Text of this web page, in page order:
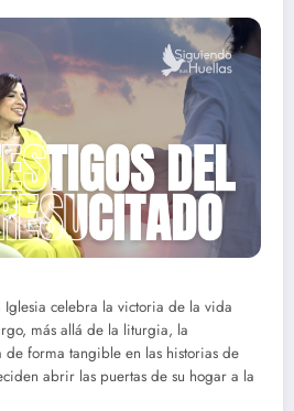
Iglesia celebra la victoria de la vida
más allá de la liturgia, la
de forma tangible en las historias de
abrir las puertas de su hogar a la